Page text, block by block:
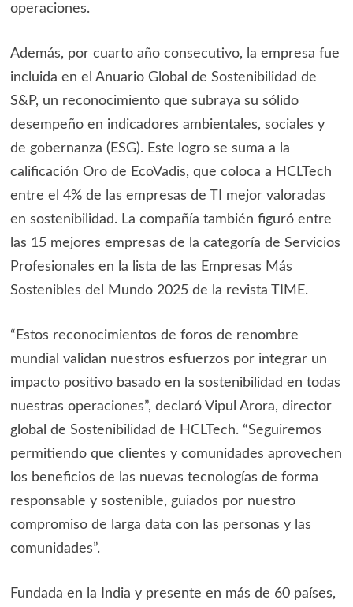
operaciones.
Además, por cuarto año consecutivo, la empresa fue
incluida en el Anuario Global de Sostenibilidad de
S&P, un reconocimiento que subraya su sólido
desempeño en indicadores ambientales, sociales y
de gobernanza (ESG). Este logro se suma a la
calificación Oro de EcoVadis, que coloca a HCLTech
entre el 4% de las empresas de TI mejor valoradas
en sostenibilidad. La compañía también figuró entre
las 15 mejores empresas de la categoría de Servicios
Profesionales en la lista de las Empresas Más
Sostenibles del Mundo 2025 de la revista TIME.
“Estos reconocimientos de foros de renombre
mundial validan nuestros esfuerzos por integrar un
impacto positivo basado en la sostenibilidad en todas
nuestras operaciones”, declaró Vipul Arora, director
global de Sostenibilidad de HCLTech. “Seguiremos
permitiendo que clientes y comunidades aprovechen
los beneficios de las nuevas tecnologías de forma
responsable y sostenible, guiados por nuestro
compromiso de larga data con las personas y las
comunidades”.
Fundada en la India y presente en más de 60 países,